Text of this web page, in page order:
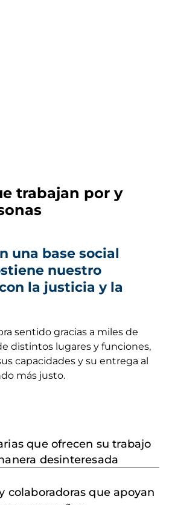
trabajan por y
una base social
nuestro
la justicia y la
sentido gracias a miles de
distintos lugares y funciones,
capacidades y su entrega al
más justo.
que ofrecen su trabajo
desinteresada
colaboradoras que apoyan